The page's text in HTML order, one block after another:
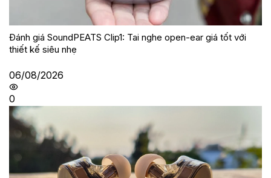
Đánh giá SoundPEATS Clip1: Tai nghe open-ear giá tốt với
thiết kế siêu nhẹ
06/08/2026
0